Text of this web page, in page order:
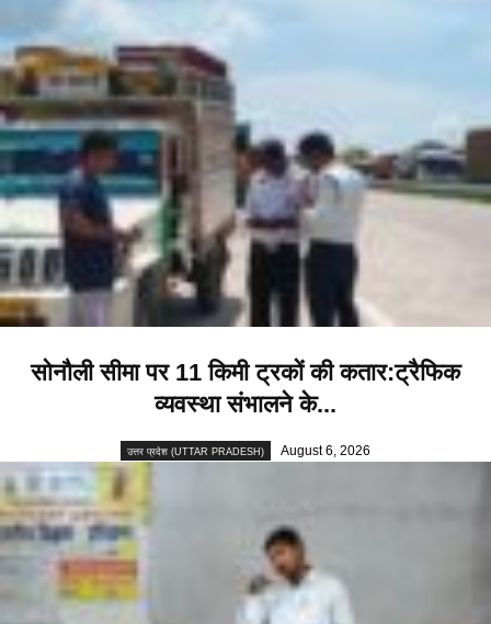
सोनौली सीमा पर 11 किमी ट्रकों की कतार:ट्रैफिक
व्यवस्था संभालने के...
उत्तर प्रदेश (UTTAR PRADESH) August 6, 2026